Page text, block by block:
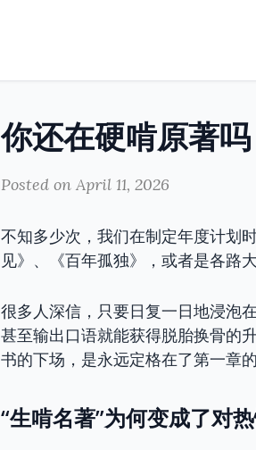
Posted on April 11, 2026
不知多少次，我们在制定年度计划
见》、《百年孤独》，或者是各路
很多人深信，只要日复一日地浸泡
甚至输出口语就能获得脱胎换骨的
书的下场，是永远定格在了第一章
“生啃名著”为何变成了对